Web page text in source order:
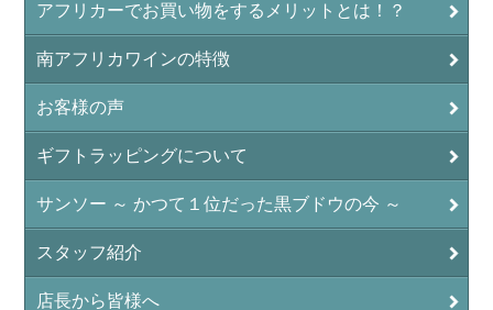
アフリカーでお買い物をするメリットとは！？
南アフリカワインの特徴
お客様の声
ギフトラッピングについて
サンソー ～ かつて１位だった黒ブドウの今 ～
スタッフ紹介
店長から皆様へ